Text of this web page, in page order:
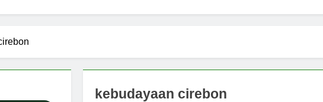
kebudayaan cirebon